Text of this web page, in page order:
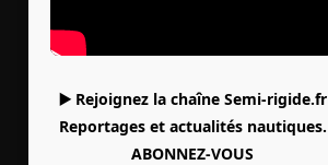
▶️ Rejoignez la chaîne Semi-rigide.fr
Reportages et actualités nautiques.
ABONNEZ-VOUS